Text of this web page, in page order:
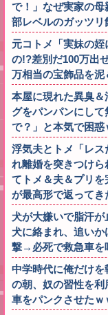
で！」なぜ実家の
部レベルのガッツ
元コトメ「実妹の
の!?差別だ100万出
万相当の宝飾品を泥
本屋に現れた異臭
グをパンパンにし
で？」と本気で困惑
浮気夫とトメ「レ
れ離婚を突きつけ
てトメ＆夫＆プリ
が最高形で返ってき
犬が大嫌いで脂汗
犬に絡まれ、追いか
撃→必死で救急車を
中学時代に俺だけ
の朝、奴の習性を
車をパンクさせたｗ